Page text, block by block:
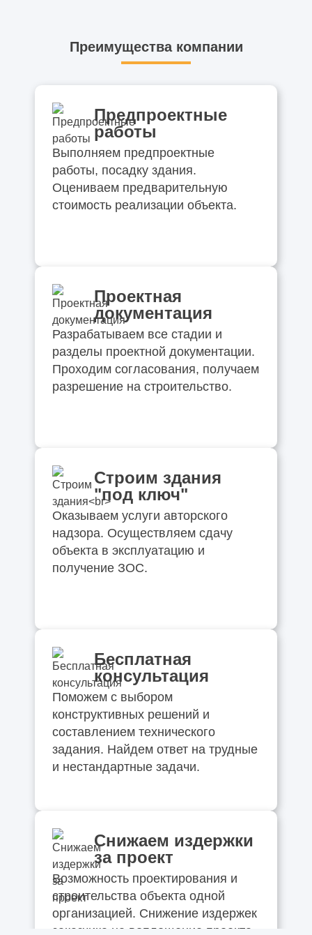
Преимущества компании
Предпроектные
работы
Выполняем предпроектные
работы, посадку здания.
Оцениваем предварительную
стоимость реализации объекта.
Проектная
документация
Разрабатываем все стадии и
разделы проектной документации.
Проходим согласования, получаем
разрешение на строительство.
Строим здания
"под ключ"
Оказываем услуги авторского
надзора. Осуществляем сдачу
объекта в эксплуатацию и
получение ЗОС.
Бесплатная
консультация
Поможем с выбором
конструктивных решений и
составлением технического
задания. Найдем ответ на трудные
и нестандартные задачи.
Снижаем издержки
за проект
Возможность проектирования и
строительства объекта одной
организацией. Снижение издержек
заказчика на воплощение проекта